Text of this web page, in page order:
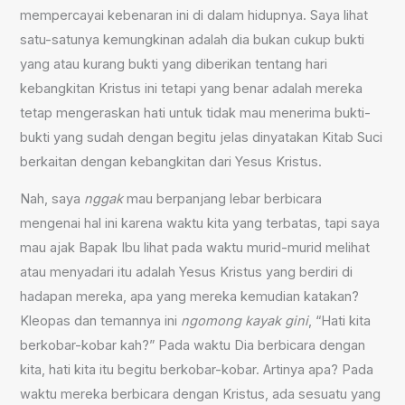
mempercayai kebenaran ini di dalam hidupnya. Saya lihat
satu-satunya kemungkinan adalah dia bukan cukup bukti
yang atau kurang bukti yang diberikan tentang hari
kebangkitan Kristus ini tetapi yang benar adalah mereka
tetap mengeraskan hati untuk tidak mau menerima bukti-
bukti yang sudah dengan begitu jelas dinyatakan Kitab Suci
berkaitan dengan kebangkitan dari Yesus Kristus.
Nah, saya nggakmau berpanjang lebar berbicara
mengenai hal ini karena waktu kita yang terbatas, tapi saya
mau ajak Bapak Ibu lihat pada waktu murid-murid melihat
atau menyadari itu adalah Yesus Kristus yang berdiri di
hadapan mereka, apa yang mereka kemudian katakan?
Kleopas dan temannya ini ngomong kayak gini, “Hati kita
berkobar-kobar kah?” Pada waktu Dia berbicara dengan
kita, hati kita itu begitu berkobar-kobar. Artinya apa? Pada
waktu mereka berbicara dengan Kristus, ada sesuatu yang